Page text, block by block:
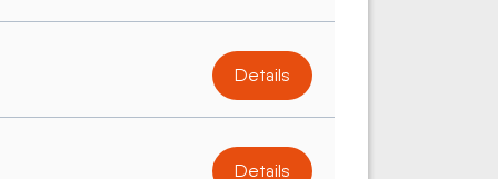
Details
Details